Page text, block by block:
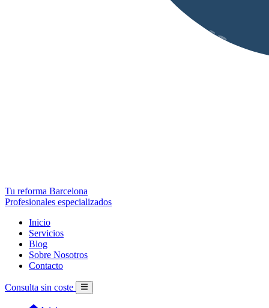
Tu reforma Barcelona
Profesionales especializados
Inicio
Servicios
Blog
Sobre Nosotros
Contacto
Consulta sin coste